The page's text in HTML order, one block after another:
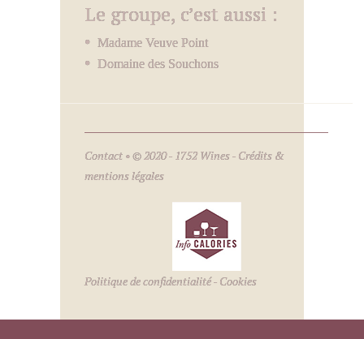
Le groupe, c’est aussi :
Madame Veuve Point
Domaine des Souchons
Contact • © 2020 - 1752 Wines - Crédits &
mentions légales
Politique de confidentialité- Cookies